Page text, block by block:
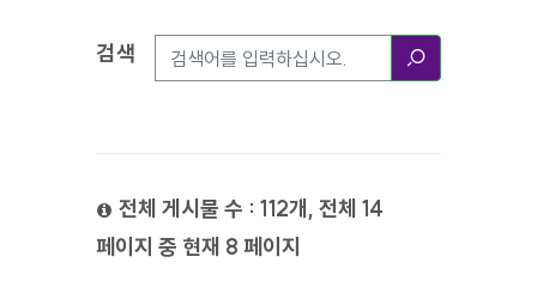
검색방법
검색
전체 게시물 수 : 112개, 전체 14
페이지 중 현재 8 페이지